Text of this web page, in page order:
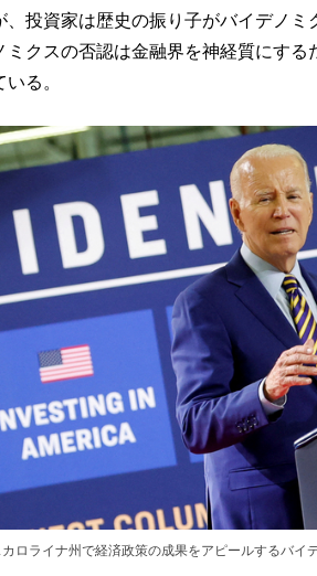
、投資家は歴史の振り子がバイデノミ
ミクスの否認は金融界を神経質にする
る。
ロライナ州で経済政策の成果をアピールするバイ